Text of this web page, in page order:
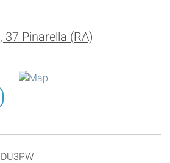
Pinarella (RA)